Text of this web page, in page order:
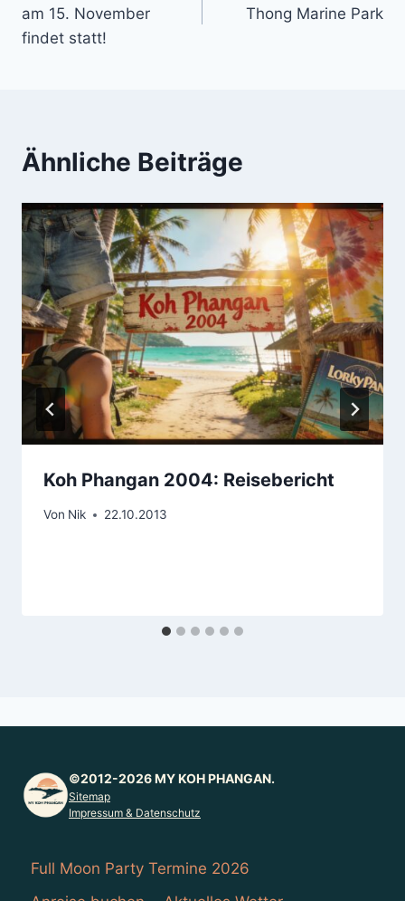
am 15. November
findet statt!
Thong Marine Park
Ähnliche Beiträge
Koh Phangan 2004: Reisebericht
Von Nik 22.10.2013
©2012-2026 MY KOH PHANGAN.
Sitemap
Impressum & Datenschutz
Full Moon Party Termine 2026